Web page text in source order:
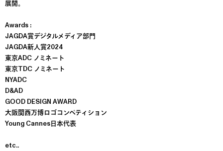
展開。
Awards :
JAGDA賞デジタルメディア部門
JAGDA新人賞2024
東京ADC ノミネート
東京TDC ノミネート
NYADC
D&AD
GOOD DESIGN AWARD
大阪関西万博ロゴコンペティション
Young Cannes日本代表
etc..